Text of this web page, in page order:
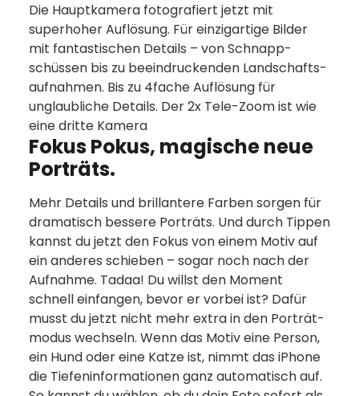
Die Hauptkamera fotografiert jetzt mit
superhoher Auf­lösung. Für einzig­artige Bilder
mit fantas­tischen Details – von Schnapp­
schüssen bis zu beein­druckenden Land­schafts­
aufnahmen. Bis zu 4fache Auflösung für
unglaubliche Details. Der 2x Tele-Zoom ist wie
eine dritte Kamera
Fokus Pokus, magische neue
Porträts.
Mehr Details und brillantere Farben sorgen für
dramatisch bessere Porträts. Und durch Tippen
kannst du jetzt den Fokus von einem Motiv auf
ein anderes schieben – sogar noch nach der
Aufnahme. Tadaa! Du willst den Moment
schnell einfangen, bevor er vorbei ist? Dafür
musst du jetzt nicht mehr extra in den Porträt­
modus wechseln. Wenn das Motiv eine Person,
ein Hund oder eine Katze ist, nimmt das iPhone
die Tiefen­infor­mationen ganz auto­matisch auf.